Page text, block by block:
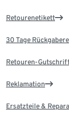
Retourenetikett
30 Tage
Retouren-
Reklamation
Ersatzteile &